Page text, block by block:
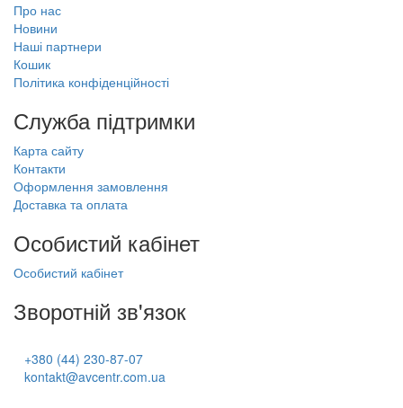
Про нас
Новини
Наші партнери
Кошик
Політика конфіденційності
Служба підтримки
Карта сайту
Контакти
Оформлення замовлення
Доставка та оплата
Особистий кабінет
Особистий кабінет
Зворотній зв'язок
+380 (44) 230-87-07
kontakt@avcentr.com.ua